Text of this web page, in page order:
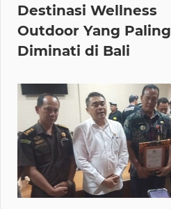
Destinasi Wellness
Outdoor Yang Paling
Diminati di Bali